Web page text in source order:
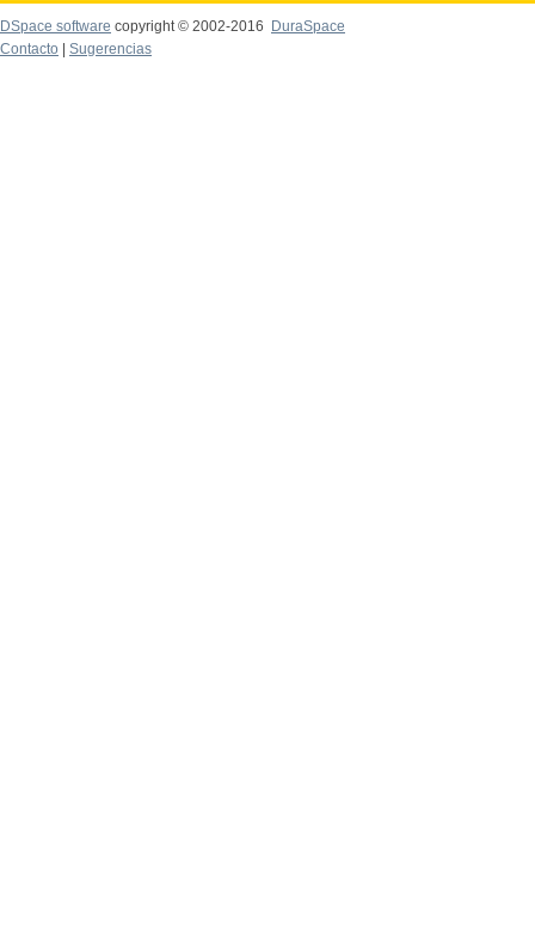
DSpace software copyright © 2002-2016
DuraSpace
Contacto
Sugerencias